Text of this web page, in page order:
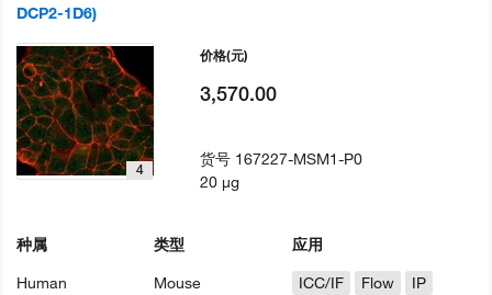
DCP2-1D6)
4
种属
Human
类型
Mouse
应用
ICC/IF
Flow
IP
价格(元)
3,570.00
货号 167227-MSM1-P0
20 µg